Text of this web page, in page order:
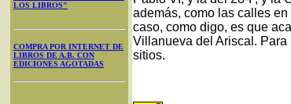
LOS LIBROS"
COMPRA POR INTERNET DE
LIBROS DE A.B. CON
EDICIONES AGOTADAS
además, como las calles
caso, como digo, es que
Villanueva del Ariscal.
sitios.